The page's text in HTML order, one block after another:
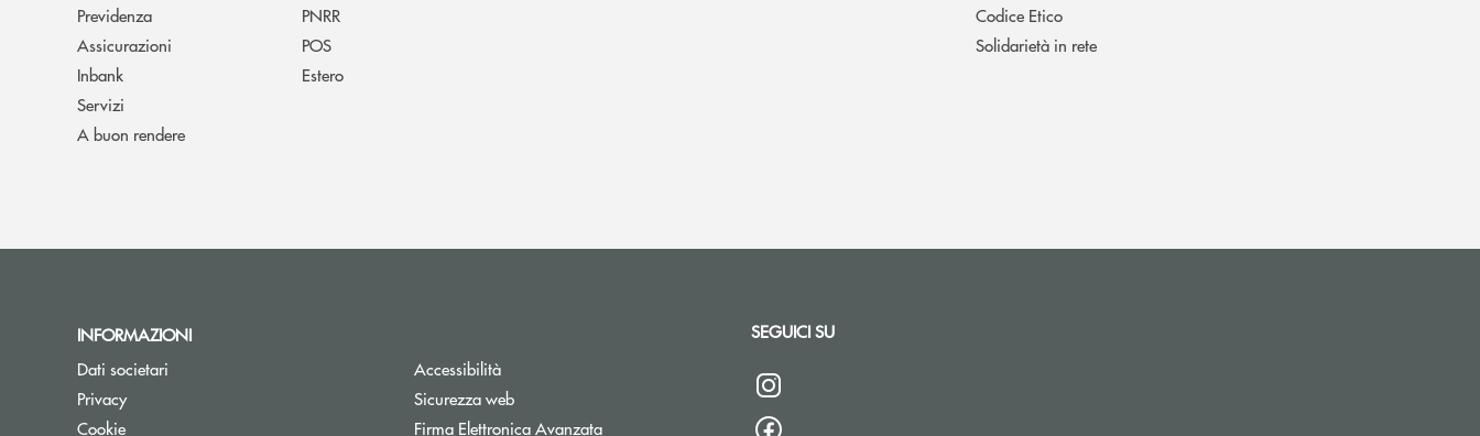
Previdenza
Assicurazioni
Inbank
Servizi
A buon rendere
PNRR
POS
Estero
Codice Etico
Solidarietà in rete
INFORMAZIONI
Dati societari
Privacy
Cookie
Accessibilità
Sicurezza web
Firma Elettronica Avanzata
SEGUICI SU